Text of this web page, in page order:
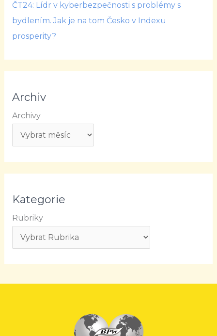
ČT24: Lídr v kyberbezpečnosti s problémy s
bydlením. Jak je na tom Česko v Indexu
prosperity?
Archiv
Archivy
Kategorie
Rubriky